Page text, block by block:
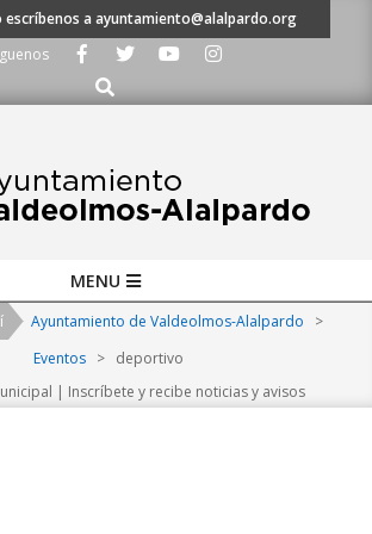
escríbenos a ayuntamiento@alalpardo.org
Buscar
MENU
Ayuntamiento de Valdeolmos-Alalpardo
>
Eventos > deportivo
| Inscríbete y recibe noticias y avisos